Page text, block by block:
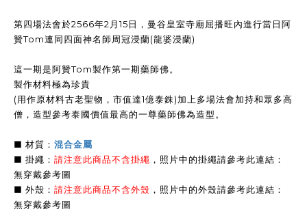
第四場法會於2566年2月15日，曼谷皇室寺廟屈播旺內進行當日阿
贊Tom連同四面神名師周冠浸蘭(龍婆浸蘭)
這一期是阿贊Tom製作第一期藥師佛。
製作材料極為珍貴
(用作原材料古老聖物，市值達1億泰銖)加上多場法會加持和眾多高
僧，造型參考泰國價值最高的一尊藥師佛為造型。
■ 材質： 混合金屬
■ 掛繩： 請注意此商品不含掛繩 ，照片中的掛繩請參考此連結：
無穿戴參考圖
■ 外殼： 請注意此商品不含外殼 ，照片中的外殼請參考此連結：
無穿戴參考圖